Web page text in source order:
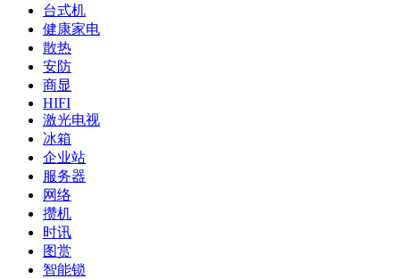
台式机
健康家电
散热
安防
商显
HIFI
激光电视
冰箱
企业站
服务器
网络
攒机
时讯
图赏
智能锁